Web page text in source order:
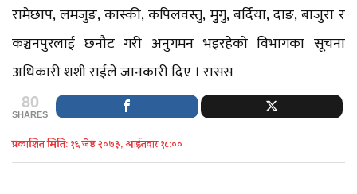
रामेछाप, लमजुङ, कास्की, कपिलवस्तु, मुुगु, बर्दिया, दाङ, बाजुरा र
कञ्चनपुरलाई छनौट गरी अनुगमन भइरहेको विभागका सूचना
अधिकारी शशी राईले जानकारी दिए । रासस
80
SHARES
प्रकाशित मिति: १६ जेष्ठ २०७३, आईतवार १८:००